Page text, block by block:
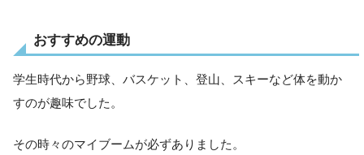
おすすめの運動
学生時代から野球、バスケット、登山、スキーなど体を動か
すのが趣味でした。
その時々のマイブームが必ずありました。